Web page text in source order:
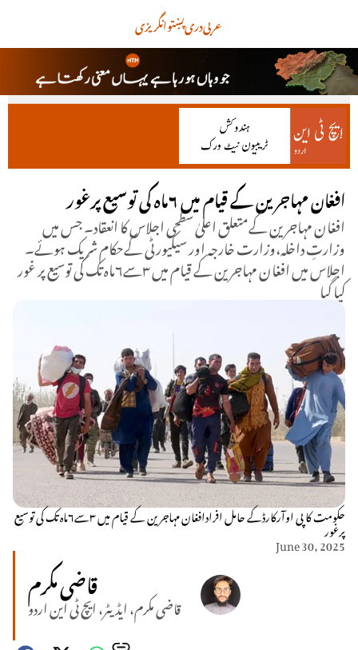
انگریزیپښتودریعربی
افغان مہاجرین کے قیام میں ٦ماہ کی توسیع پرغور
افغان مہاجرین کےمتعلق اعلیٰ سطحی اجلاس کا انعقاد۔ جس میں
وزارتِ داخلہ،وزارت خارجہ اور سیکیورٹی کےحکام شریک ہوئے۔
اجلاس میں افغان مہاجرین کے قیام میں ۳سے٦ماہ تک کی توسیع پر غور
کیا گیا
حکومت کا پی اوآرکارڈکے حامل افرادافغان مہاجرین کے قیام میں ۳سے٦ماہ تک کی توسیع
پرغور
June 30, 2025
قاضی مکرم
قاضی مکرم، ایڈیٹر، ایچ ٹی این اردو